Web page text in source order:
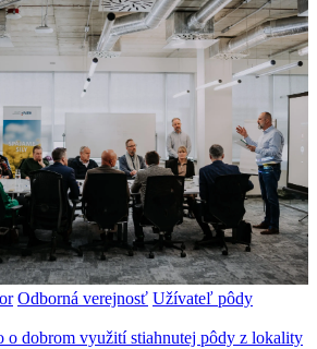
Odborná verejnosť Užívateľ pôdy
o dobrom využití stiahnutej pôdy z lokality